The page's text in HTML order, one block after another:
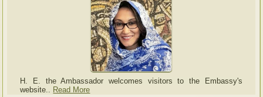
H. E. the Ambassador welcomes visitors to the Embassy's
website..
Read More